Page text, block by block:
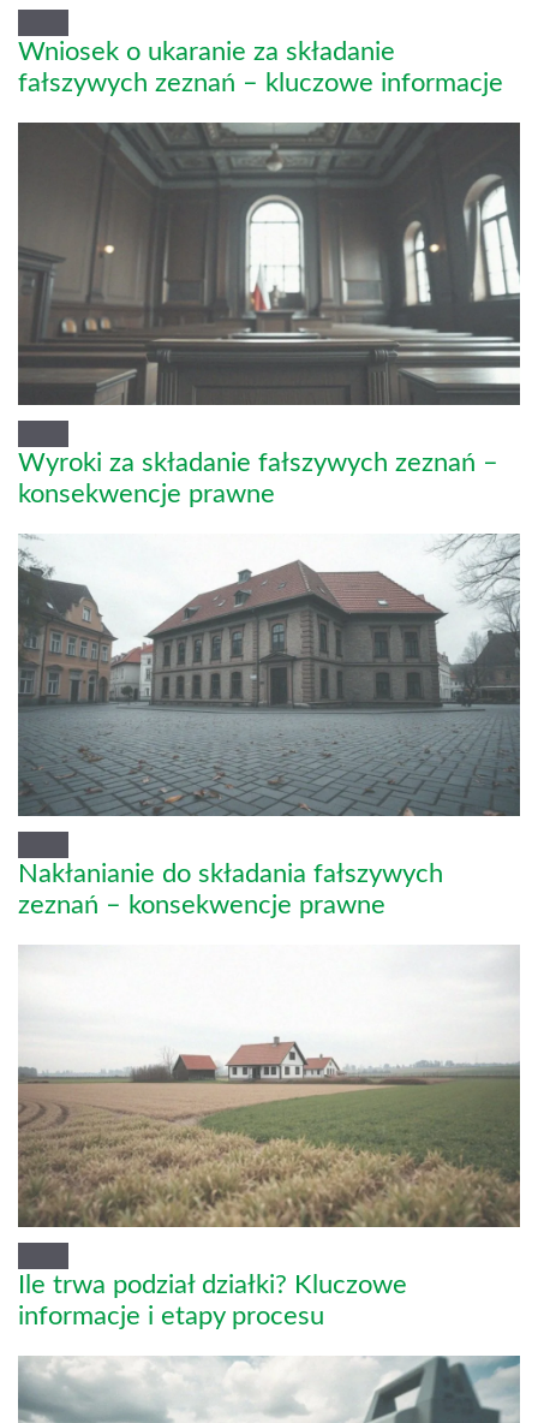
Wniosek o ukaranie za składanie
fałszywych zeznań – kluczowe informacje
Wyroki za składanie fałszywych zeznań –
konsekwencje prawne
Nakłanianie do składania fałszywych
zeznań – konsekwencje prawne
Ile trwa podział działki? Kluczowe
informacje i etapy procesu